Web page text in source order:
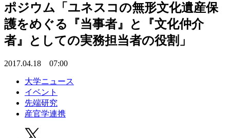
ポジウム「ユネスコの無形文化遺産保
護をめぐる『当事者』と『文化仲介
者』としての実務担当者の役割」
2017.04.18 07:00
大学ニュース
イベント
先端研究
産官学連携